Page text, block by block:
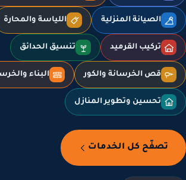
الصيانة المنزلية اللياسة والمحارة
تركيب القرميد تنسيق الحدائق
قص الخرسانة والكور البناء والخرسانات
تحسين وتطوير المنازل
تصفّح كل الخدمات